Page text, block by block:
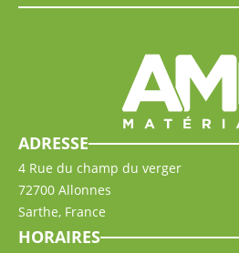
ADRESSE
4 Rue du champ du verger
72700 Allonnes
Sarthe, France
HORAIRES